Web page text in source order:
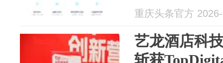
权
重庆头条官方
艺龙酒店科